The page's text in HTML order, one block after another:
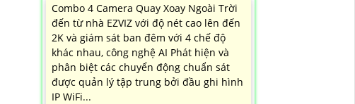
Combo 4 Camera Quay Xoay Ngoài Trời
đến từ nhà EZVIZ với độ nét cao lên đến
2K và giám sát ban đêm với 4 chế độ
khác nhau, công nghệ AI Phát hiện và
phân biệt các chuyển động chuẩn sát
được quản lý tập trung bởi đầu ghi hình
IP WiFi...